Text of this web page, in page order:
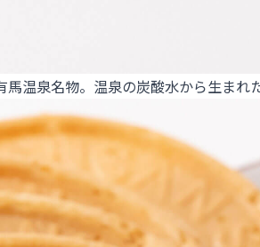
馬温泉名物。温泉の炭酸水から生まれ